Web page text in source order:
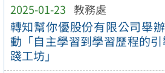
2025-01-23 教務處
轉知幫你優股份有限公司舉
動「自主學習到學習歷程的
踐工坊」